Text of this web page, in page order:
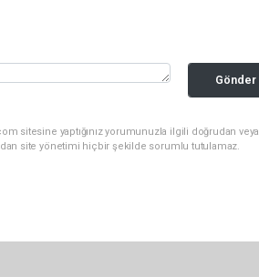
Gönder
sitesine yaptığınız yorumunuzla ilgili doğrudan veya
site yönetimi hiçbir şekilde sorumlu tutulamaz.